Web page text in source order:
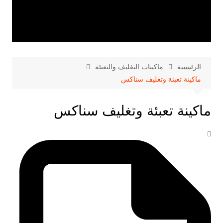
الرئيسية
ماكينات التغليف والتعبئة
ماكينة تعبئة وتغليف سناكس
ماكينة تعبئة وتغليف سناكس